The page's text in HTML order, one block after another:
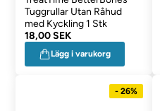
Tuggrullar Utan Råhud
med Kyckling 1 Stk
18,00 SEK
Lägg i varukorg
- 26%